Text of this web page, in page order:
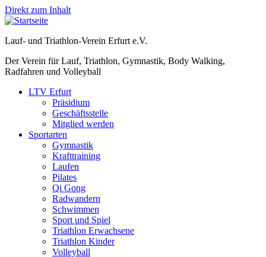
Direkt zum Inhalt
Lauf- und Triathlon-Verein Erfurt e.V.
Der Verein für Lauf, Triathlon, Gymnastik, Body Walking,
Radfahren und Volleyball
LTV Erfurt
Präsidium
Geschäftsstelle
Mitglied werden
Sportarten
Gymnastik
Krafttraining
Laufen
Pilates
Qi Gong
Radwandern
Schwimmen
Sport und Spiel
Triathlon Erwachsene
Triathlon Kinder
Volleyball